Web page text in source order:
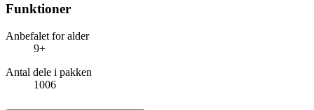
Funktioner
Anbefalet for alder
9+
Antal dele i pakken
1006